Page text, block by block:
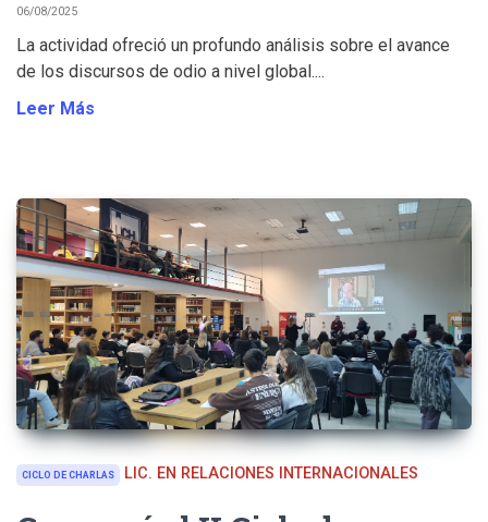
06/08/2025
La actividad ofreció un profundo análisis sobre el avance
de los discursos de odio a nivel global....
Leer Más
CICLO DE CHARLAS LIC. EN RELACIONES INTERNACIONALES